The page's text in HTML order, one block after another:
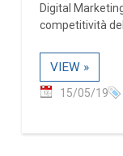
Digital
competitività
VIEW »
15/05/19